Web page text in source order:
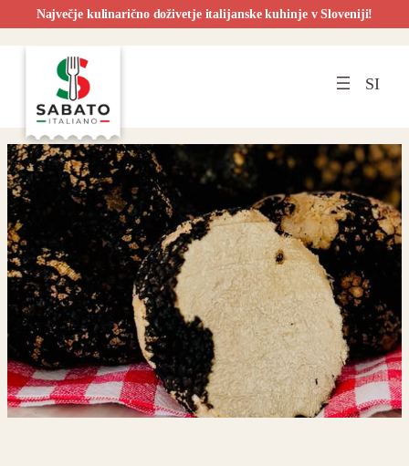
Preskoči
vsebino
Največje kulinarično doživetje italijanske kuhinje v Sloveniji!
SI